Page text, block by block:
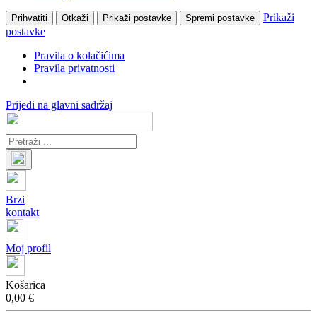
Prihvatiti Otkaži Prikaži postavke Spremi postavke
Prikaži
postavke
Pravila o kolačićima
Pravila privatnosti
Prijeđi na glavni sadržaj
Brzi
kontakt
Moj profil
Košarica
0,00 €